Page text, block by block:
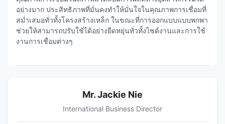
อย่างมาก ประสิทธิภาพที่มั่นคงทำให้มั่นใจในคุณภาพการเชื่อมที่
สม่ำเสมอทั่วทั้งโครงสร้างเหล็ก ในขณะที่การออกแบบแบบพกพา
ช่วยให้สามารถปรับใช้ได้อย่างยืดหยุ่นทั่วทั้งไซต์งานและการใช้
งานการเชื่อมต่างๆ
Mr. Jackie Nie
International Business Director